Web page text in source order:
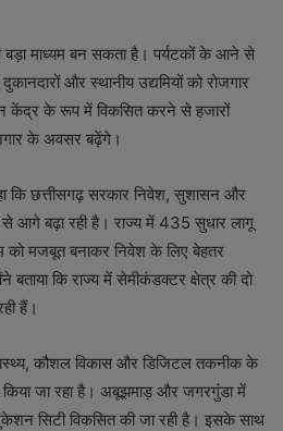
बड़ा माध्यम बन सकता है। पर्यटकों के आने से
और स्थानीय उद्यमियों को रोजगार
केंद्र के रूप में विकसित करने से हजारों
के अवसर बढ़ेंगे।
कि छत्तीसगढ़ सरकार निवेश, सुशासन और
आगे बढ़ा रही है। राज्य में 435 सुधार लागू
को मजबूत बनाकर निवेश के लिए बेहतर
बताया कि राज्य में सेमीकंडक्टर क्षेत्र की दो
हैं।
कौशल विकास और डिजिटल तकनीक के
किया जा रहा है। अबूझमाड़ और जगरगुंडा में
सिटी विकसित की जा रही है। इसके साथ